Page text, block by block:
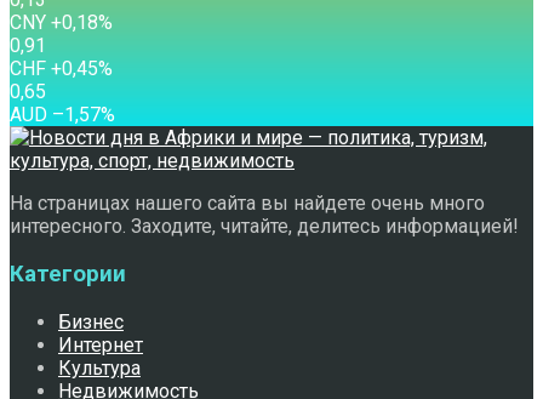
CNY +0,18%
0,91
CHF +0,45%
0,65
AUD –1,57%
На страницах нашего сайта вы найдете очень много
интересного. Заходите, читайте, делитесь информацией!
Категории
Бизнес
Интернет
Культура
Недвижимость